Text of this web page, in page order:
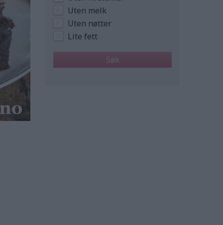
Uten melk
Uten nøtter
Lite fett